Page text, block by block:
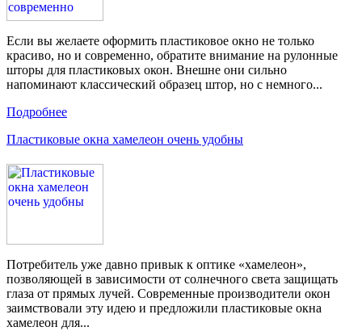
Если вы желаете оформить пластиковое окно не только
красиво, но и современно, обратите внимание на рулонные
шторы для пластиковых окон. Внешне они сильно
напоминают классический образец штор, но с немного...
Подробнее
Пластиковые окна хамелеон очень удобны
Потребитель уже давно привык к оптике «хамелеон»,
позволяющей в зависимости от солнечного света защищать
глаза от прямых лучей. Современные производители окон
заимствовали эту идею и предложили пластиковые окна
хамелеон для...